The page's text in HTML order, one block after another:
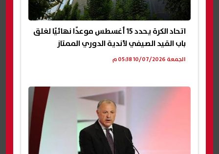
اتحاد الكرة يحدد 15 أغسطس موعدًا نهائيًا لغلق
باب القيد الصيفي لأندية الدوري الممتاز
الجمعة 10/07/2026 05:38 م